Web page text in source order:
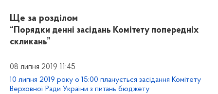
Ще за розділом
“Порядки денні засідань Комітету попередніх
скликань”
08 липня 2019 11:45
10 липня 2019 року о 15:00 планується засідання Комітету
Верховної Ради України з питань бюджету